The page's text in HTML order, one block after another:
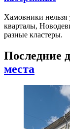
Хамовники
кварталы,
разные кластеры.
Последние
места